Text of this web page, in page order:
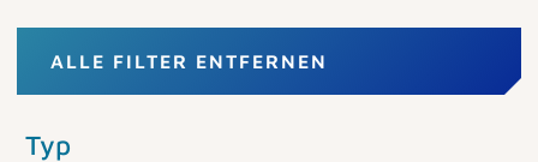
ALLE FILTER ENTFERNEN
Typ